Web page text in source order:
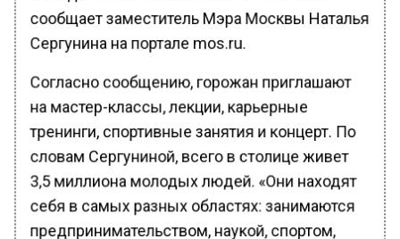
сообщает заместитель Мэра Москвы Наталья
Сергунина на портале mos.ru.
Согласно сообщению, горожан приглашают
на мастер-классы, лекции, карьерные
тренинги, спортивные занятия и концерт. По
словам Сергуниной, всего в столице живет
3,5 миллиона молодых людей. «Они находят
себя в самых разных областях: занимаются
предпринимательством, наукой, спортом,